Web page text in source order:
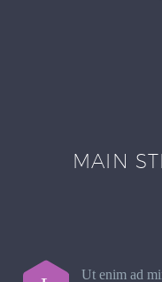
MAIN
Ut enim ad